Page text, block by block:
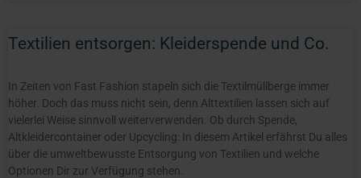
Textilien entsorgen: Kleiderspende und Co.
In Zeiten von Fast Fashion stapeln sich die Textilmüllberge immer
höher. Doch das muss nicht sein, denn Alttextilien lassen sich auf
vielerlei Weise sinnvoll weiterverwenden. Ob durch Spende,
Altkleidercontainer oder Upcycling: In diesem Artikel erfährst Du alles
über die umweltbewusste Entsorgung von Textilien und welche
Optionen Dir zur Verfügung stehen.